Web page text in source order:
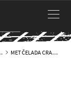
MET ČELADA CRACKERJACK 2022